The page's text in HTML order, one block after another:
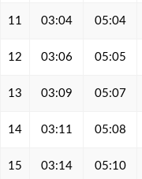
11 03:04 05:04
12 03:06 05:05
13 03:09 05:07
14 03:11 05:08
15 03:14 05:10